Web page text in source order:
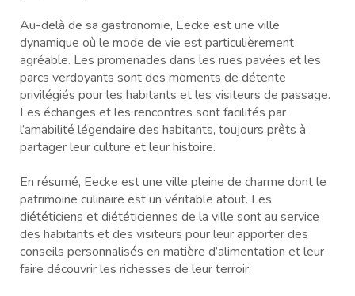
Au-delà de sa gastronomie, Eecke est une ville
dynamique où le mode de vie est particulièrement
agréable. Les promenades dans les rues pavées et les
parcs verdoyants sont des moments de détente
privilégiés pour les habitants et les visiteurs de passage.
Les échanges et les rencontres sont facilités par
l’amabilité légendaire des habitants, toujours prêts à
partager leur culture et leur histoire.
En résumé, Eecke est une ville pleine de charme dont le
patrimoine culinaire est un véritable atout. Les
diététiciens et diététiciennes de la ville sont au service
des habitants et des visiteurs pour leur apporter des
conseils personnalisés en matière d’alimentation et leur
faire découvrir les richesses de leur terroir.